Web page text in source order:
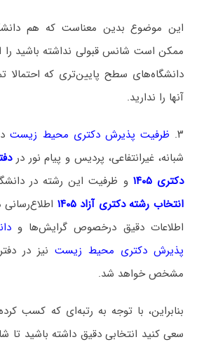
این موضوع بدین معناست که هم
ممکن است شانس قبولی نداشته باشید را
دانشگاه‌های سطح پایین‌تری که احتمالا
آنها را ندارید.
۳. ظرفیت پذیرش دکتری محیط‌ زیست
شبانه، غیرانتفاعی، پردیس و پیام نور در
دکتری ۱۴۰۵
و ظرفیت این رشته در
انتخاب رشته دکتری آزاد ۱۴۰۵
اطلاعات دقیق درخصوص گرایش‌ها و
پذیرش دکتری محیط‌ زیستنیز در
مشخص خواهد شد.
بنابراین، با توجه به رتبه‌ای که کسب
سعی کنید انتخابی دقیق داشته باشید تا